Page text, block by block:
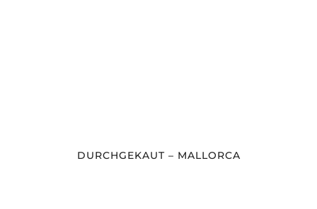
DURCHGEKAUT – MALLORCA